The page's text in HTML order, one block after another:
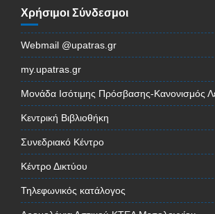
Χρήσιμοι Σύνδεσμοι
Webmail @upatras.gr
my.upatras.gr
Μονάδα Ισότιμης Πρόσβασης-Κανονισμός
Κεντρική Βιβλιοθήκη
Συνεδριακό Κέντρο
Κέντρο Δικτύου
Τηλεφωνικός κατάλογος